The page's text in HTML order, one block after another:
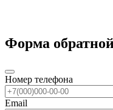
Форма
Номер телефона
Email